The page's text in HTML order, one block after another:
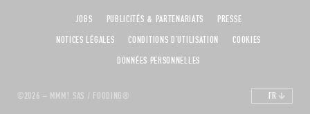
©2026 – MMM! SAS / FOODING®
JOBS PUBLICITÉS & PARTENARIATS
PRESSE
NOTICES LÉGALES
CONDITIONS D'UTILISATION
COOKIES
DONNÉES PERSONNELLES
FR